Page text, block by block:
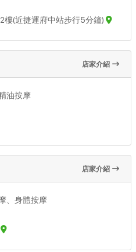
樓(近捷運府中站步行5分鐘)
店家介紹
油按摩
店家介紹
、身體按摩